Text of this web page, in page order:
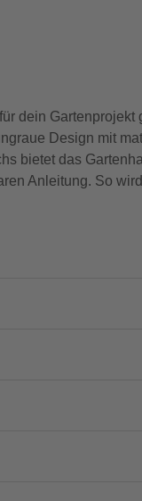
dein
Design mit
bietet das
Anleitung. So